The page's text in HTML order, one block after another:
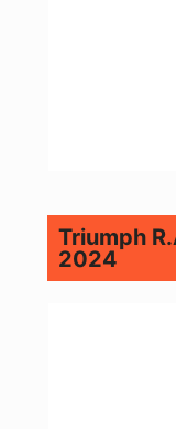
Triumph
2024